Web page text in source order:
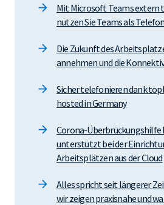
Mit Microsoft Teams extern
nutzen Sie Teams als
Die Zukunft des
annehmen und die
Sicher telefonieren dank
hosted in Germany
Corona-Überbrückungshilfe
unterstützt bei der
Arbeitsplätzen aus der Cloud
Alles spricht seit längerer
wir zeigen praxisnahe und